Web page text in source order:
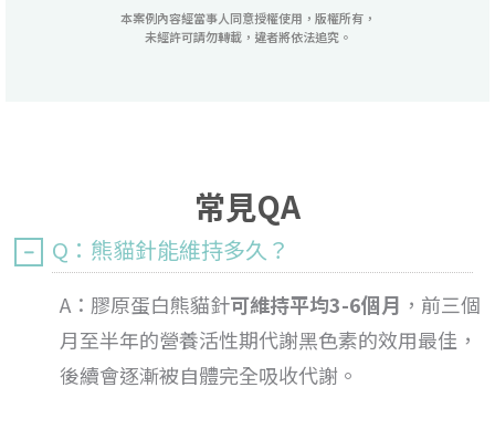
本案例內容經當事人同意授權使用，版權所有，
未經許可請勿轉載，違者將依法追究。
常見QA
Q：熊貓針能維持多久？
A：膠原蛋白熊貓針可維持平均3-6個月 ，前三個
月至半年的營養活性期代謝黑色素的效用最佳，
後續會逐漸被自體完全吸收代謝。